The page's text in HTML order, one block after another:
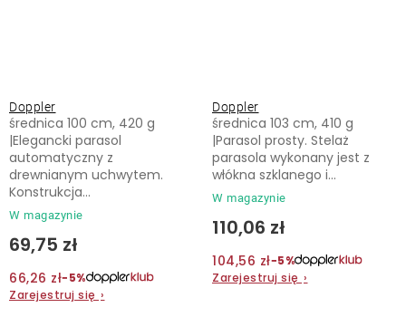
Doppler
W magazynie
69,75 zł
66,26 zł−5%
Zarejestruj się ›
średnica 100 cm, 420 g
|Elegancki parasol
automatyczny z
drewnianym uchwytem.
Konstrukcja...
Doppler
W magazynie
110,06 zł
104,56 zł−5%
Zarejestruj się ›
średnica 103 cm, 410 g
|Parasol prosty. Stelaż
parasola wykonany jest z
włókna szklanego i...